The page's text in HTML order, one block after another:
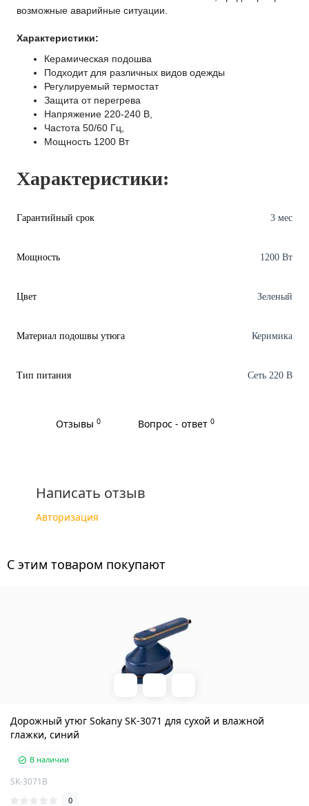
возможные аварийные ситуации.
Характеристики:
Керамическая подошва
Подходит для различных видов одежды
Регулируемый термостат
Защита от перегрева
Напряжение 220-240 В,
Частота 50/60 Гц,
Мощность 1200 Вт
Характеристики:
Гарантийный срок 3 мес
Мощность 1200 Вт
Цвет Зеленый
Материал подошвы утюга Керимика
Тип питания Сеть 220 В
Отзывы 0 Вопрос - ответ 0
Написать отзыв
Авторизация
C этим товаром покупают
Дорожный утюг Sokany SK-3071 для сухой и влажной
глажки, синий
В наличии
SK-3071B
0